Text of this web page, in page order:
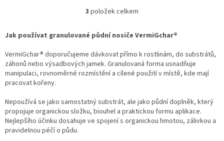
O
l
d
a
c
r
v
k
3 položek celkem
Jak používat granulované půdní nosiče VermiGchar®
VermiGchar® doporučujeme dávkovat přímo k rostlinám, do substrátů,
záhonů nebo výsadbových jamek. Granulovaná forma usnadňuje
manipulaci, rovnoměrné rozmístění a cílené použití v místě, kde mají
pracovat kořeny.
Nepoužívá se jako samostatný substrát, ale jako půdní doplněk, který
propojuje organickou složku, biouhel a praktickou formu aplikace.
Nejlepšího účinku dosahuje ve spojení s organickou hmotou, zálivkou a
pravidelnou péčí o půdu.